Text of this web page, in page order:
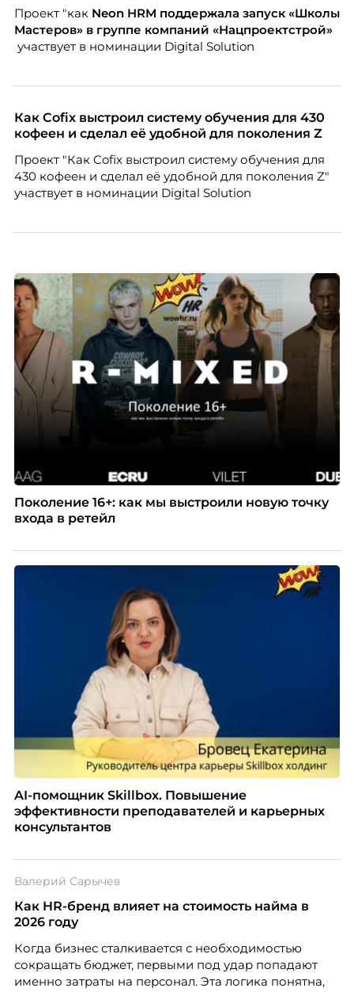
Проект "какNeon HRM поддержала запуск «Школы
Мастеров» в группе компаний «Нацпроектстрой»
участвует в номинации Digital Solution
Как Cofix выстроил систему обучения для 430
кофеен и сделал её удобной для поколения Z
Проект "Как Cofix выстроил систему обучения для
430 кофеен и сделал её удобной для поколения Z"
участвует в номинации Digital Solution
Поколение 16+: как мы выстроили новую точку
входа в ретейл
AI-помощник Skillbox. Повышение
эффективности преподавателей и карьерных
консультантов
Валерий Сарычев
Как HR-бренд влияет на стоимость найма в
2026 году
Когда бизнес сталкивается с необходимостью
сокращать бюджет, первыми под удар попадают
именно затраты на персонал. Эта логика понятна,